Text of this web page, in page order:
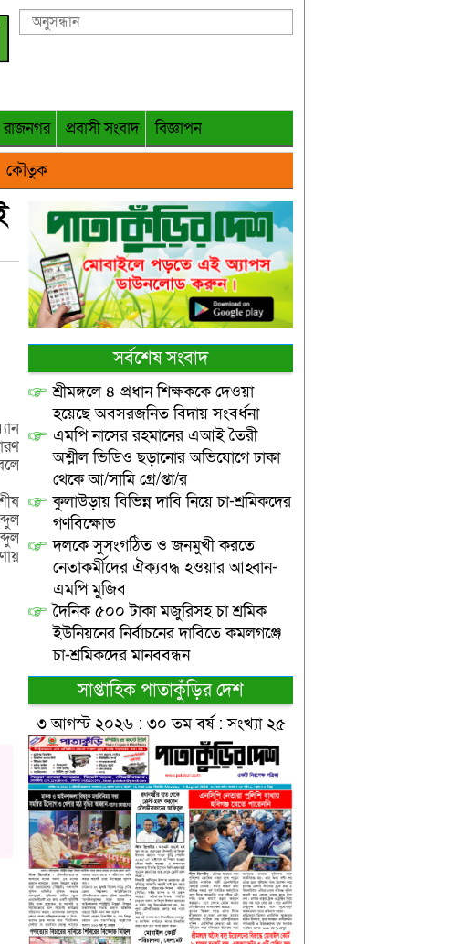
রাজনগর প্রবাসী সংবাদ
বিজ্ঞাপন
কৌতুক
সর্বশেষ সংবাদ
শ্রীমঙ্গলে ৪ প্রধান শিক্ষককে দেওয়া
হয়েছে অবসরজনিত বিদায় সংবর্ধনা
এমপি নাসের রহমানের এআই তৈরী
অশ্লীল ভিডিও ছড়ানোর অভিযোগে ঢাকা
থেকে আ/সামি গ্রে/প্তা/র
কুলাউড়ায় বিভিন্ন দাবি নিয়ে চা-শ্রমিকদের
গণবিক্ষোভ
দলকে সুসংগঠিত ও জনমুখী করতে
নেতাকর্মীদের ঐক্যবদ্ধ হওয়ার আহ্বান-
এমপি মুজিব
দৈনিক ৫০০ টাকা মজুরিসহ চা শ্রমিক
ইউনিয়নের নির্বাচনের দাবিতে কমলগঞ্জে
চা-শ্রমিকদের মানববন্ধন
সাপ্তাহিক পাতাকুঁড়ির দেশ
৩ আগস্ট ২০২৬ : ৩০ তম বর্ষ : সংখ্যা ২৫